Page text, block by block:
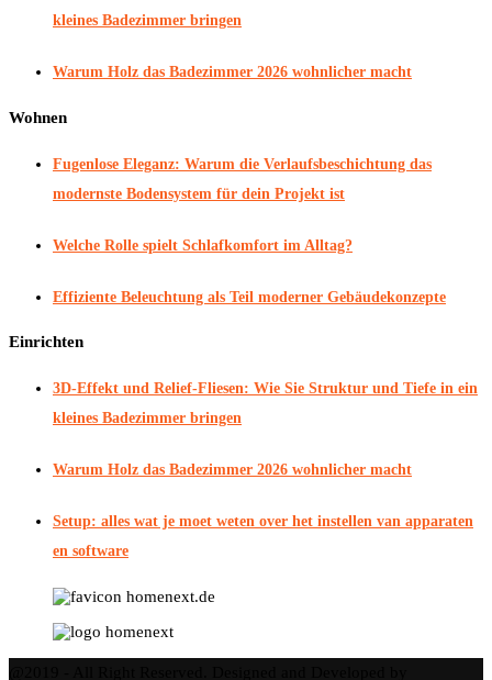
kleines Badezimmer bringen
Warum Holz das Badezimmer 2026 wohnlicher macht
Wohnen
Fugenlose Eleganz: Warum die Verlaufsbeschichtung das
modernste Bodensystem für dein Projekt ist
Welche Rolle spielt Schlafkomfort im Alltag?
Effiziente Beleuchtung als Teil moderner Gebäudekonzepte
Einrichten
3D-Effekt und Relief-Fliesen: Wie Sie Struktur und Tiefe in ein
kleines Badezimmer bringen
Warum Holz das Badezimmer 2026 wohnlicher macht
Setup: alles wat je moet weten over het instellen van apparaten
en software